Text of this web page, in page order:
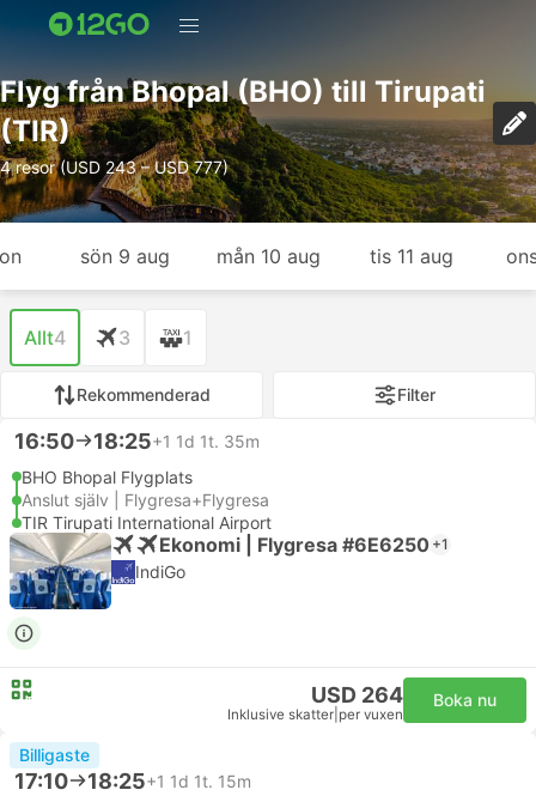
Flyg från Bhopal (BHO) till Tirupati
(TIR)
4 resor (USD 243 – USD 777)
sön 9 aug mån 10 aug tis 11 aug
Allt4 3 1
Rekommenderad Filter
16:50 18:25+1 1d 1t. 35m
BHO Bhopal Flygplats
Anslut själv | Flygresa+Flygresa
TIR Tirupati International Airport
Ekonomi | Flygresa #6E6250 +1
IndiGo
USD 264
Inklusive skatter per vuxen
Boka nu
Billigaste
17:10 18:25+1 1d 1t. 15m